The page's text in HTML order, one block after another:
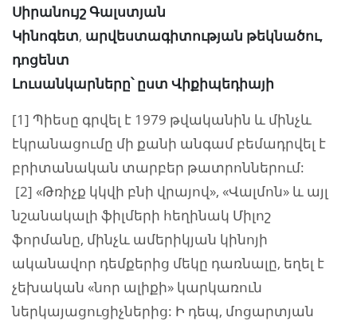
Սիրանույշ Գալստյան
Կինոգետ, արվեստագիտության թեկնածու,
դոցենտ
Լուսանկարները՝ ըստ Վիքիպեդիայի
[1] Պիեսը գրվել է 1979 թվականին և մինչև
էկրանացումը մի քանի անգամ բեմադրվել է
բրիտանական տարբեր թատրոններում:
[2] «Թռիչք կկվի բնի վրայով», «Վալմոն» և այլ
նշանակալի ֆիլմերի հեղինակ Միլոշ
ֆորմանը, մինչև ամերիկյան կինոյի
ականավոր դեմքերից մեկը դառնալը, եղել է
չեխական «նոր ալիքի» կարկառուն
ներկայացուցիչներից: Ի դեպ, մոցարտյան